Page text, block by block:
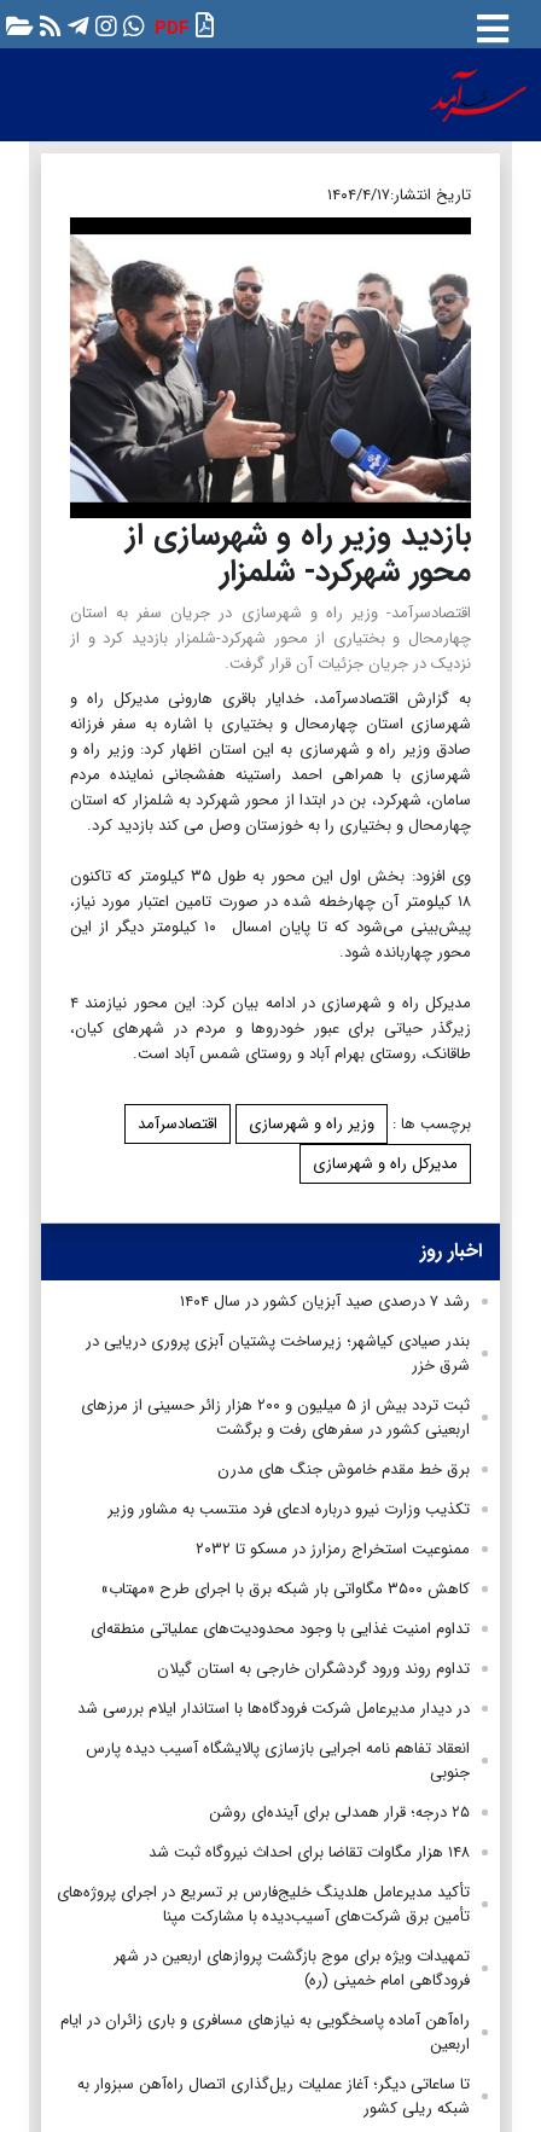
PDF
تاریخ انتشار:۱۴۰۴/۴/۱۷
بازدید وزیر راه و شهرسازی از
محور شهرکرد- شلمزار
اقتصادسرآمد- وزیر راه و شهرسازی در جریان سفر به استان
چهارمحال و بختیاری از محور شهرکرد-شلمزار بازدید کرد و از
نزدیک در جریان جزئیات آن قرار گرفت.
به گزارش اقتصادسرآمد، خدایار باقری هارونی مدیرکل راه و
شهرسازی استان چهارمحال و بختیاری با اشاره به سفر فرزانه
صادق وزیر راه و شهرسازی به این استان اظهار کرد: وزیر راه و
شهرسازی با همراهی احمد راستینه هفشجانی نماینده مردم
سامان، شهرکرد، بن در ابتدا از محور شهرکرد به شلمزار که استان
چهارمحال و بختیاری را به خوزستان وصل می کند بازدید کرد.
وی افزود: بخش اول این محور به طول ۳۵ کیلومتر که تاکنون
۱۸ کیلومتر آن چهارخطه شده در صورت تامین اعتبار مورد نیاز،
پیش‌بینی می‌شود که تا پایان امسال ۱۰ کیلومتر دیگر از این
محور چهاربانده شود.
مدیرکل راه و شهرسازی در ادامه بیان کرد: این محور نیازمند ۴
زیرگذر حیاتی برای عبور خودروها و مردم در شهرهای کیان،
طاقانک، روستای بهرام آباد و روستای شمس آباد است.
برچسب ها : وزیر راه و شهرسازی
اقتصادسرآمد
مدیرکل راه و شهرسازی
اخبار روز
رشد ۷ درصدی صید آبزیان کشور در سال ۱۴۰۴
بندر صیادی کیاشهر؛ زیرساخت پشتیان آبزی پروری دریایی در
شرق خزر
ثبت تردد بیش از ۵ میلیون و ۲۰۰ هزار زائر حسینی از مرزهای
اربعینی کشور در سفرهای رفت و برگشت
برق خط مقدم خاموش جنگ های مدرن
تکذیب وزارت نیرو درباره ادعای فرد منتسب به مشاور وزیر
ممنوعیت استخراج رمزارز در مسکو تا ۲۰۳۲
کاهش ۳۵۰۰ مگاواتی بار شبکه برق با اجرای طرح «مهتاب»
تداوم امنیت غذایی با وجود محدودیت‌های عملیاتی منطقه‌ای
تداوم روند ورود گردشگران خارجی به استان گیلان
در دیدار مدیرعامل شرکت فرودگاه‌ها با استاندار ایلام بررسی شد
انعقاد تفاهم نامه اجرایی بازسازی پالایشگاه آسیب دیده پارس
جنوبی
۲۵ درجه؛ قرار همدلی برای آینده‌ای روشن
۱۴۸ هزار مگاوات تقاضا برای احداث نیروگاه ثبت شد
تأکید مدیرعامل هلدینگ خلیج‌فارس بر تسریع در اجرای پروژه‌های
تأمین برق شرکت‌های آسیب‌دیده با مشارکت مپنا
تمهیدات ویژه برای موج بازگشت پروازهای اربعین در شهر
فرودگاهی امام خمینی (ره)
راه‌آهن آماده پاسخگویی به نیازهای مسافری و باری زائران در ایام
اربعین
تا ساعاتی دیگر؛ آغاز عملیات ریل‌گذاری اتصال راه‌آهن سبزوار به
شبکه ریلی کشور